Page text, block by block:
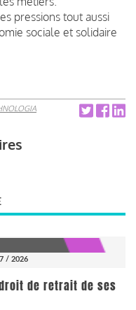
pressions tout aussi
sociale et solidaire
/ 2026
de retrait de ses